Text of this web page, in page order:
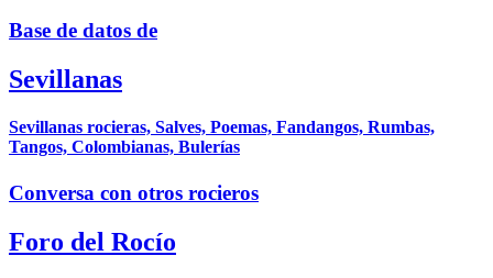
Base de datos de
Sevillanas
Sevillanas rocieras, Salves, Poemas, Fandangos, Rumbas,
Tangos, Colombianas, Bulerías
Conversa con otros rocieros
Foro del Rocío